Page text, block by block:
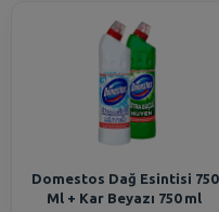
Domestos Dağ Esintisi 750
Ml + Kar Beyazı 750 ml